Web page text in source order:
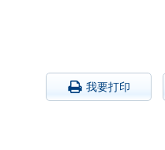
我要打印